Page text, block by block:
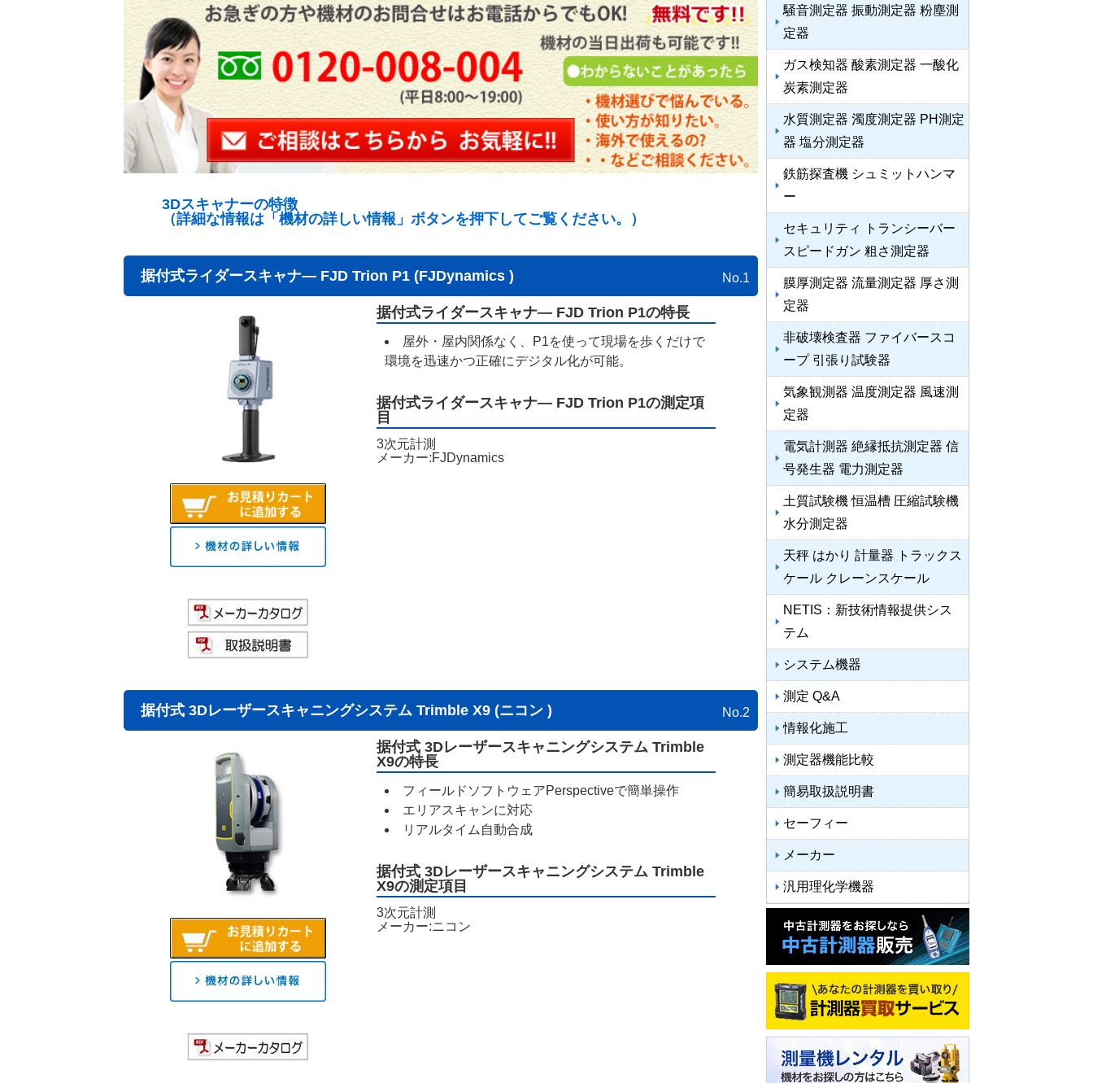
3Dスキャナーの特徴
（詳細な情報は「機材の詳しい情報」ボタンを押下してご覧ください。）
据付式ライダースキャナ― FJD Trion P1 (FJDynamics ) No.1
据付式ライダースキャナ― FJD Trion P1の特長
屋外・屋内関係なく、P1を使って現場を歩くだけで
環境を迅速かつ正確にデジタル化が可能。
据付式ライダースキャナ― FJD Trion P1の測定項
目
3次元計測
メーカー:FJDynamics
据付式 3Dレーザースキャニングシステム Trimble X9 (ニコン ) No.2
据付式 3Dレーザースキャニングシステム Trimble
X9の特長
フィールドソフトウェアPerspectiveで簡単操作
エリアスキャンに対応
リアルタイム自動合成
据付式 3Dレーザースキャニングシステム Trimble
X9の測定項目
3次元計測
メーカー:ニコン
騒音測定器 振動測定器 粉塵測
定器
ガス検知器 酸素測定器 一酸化
炭素測定器
水質測定器 濁度測定器 PH測定
器 塩分測定器
鉄筋探査機 シュミットハンマ
ー
セキュリティ トランシーバー
スピードガン 粗さ測定器
膜厚測定器 流量測定器 厚さ測
定器
非破壊検査器 ファイバースコ
ープ 引張り試験器
気象観測器 温度測定器 風速測
定器
電気計測器 絶縁抵抗測定器 信
号発生器 電力測定器
土質試験機 恒温槽 圧縮試験機
水分測定器
天秤 はかり 計量器 トラックス
ケール クレーンスケール
NETIS：新技術情報提供シス
テム
システム機器
測定 Q&A
情報化施工
測定器機能比較
簡易取扱説明書
セーフィー
メーカー
汎用理化学機器